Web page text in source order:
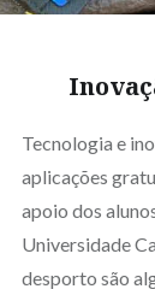
Tecnologia e
aplicações
apoio dos
Universidade
desporto são